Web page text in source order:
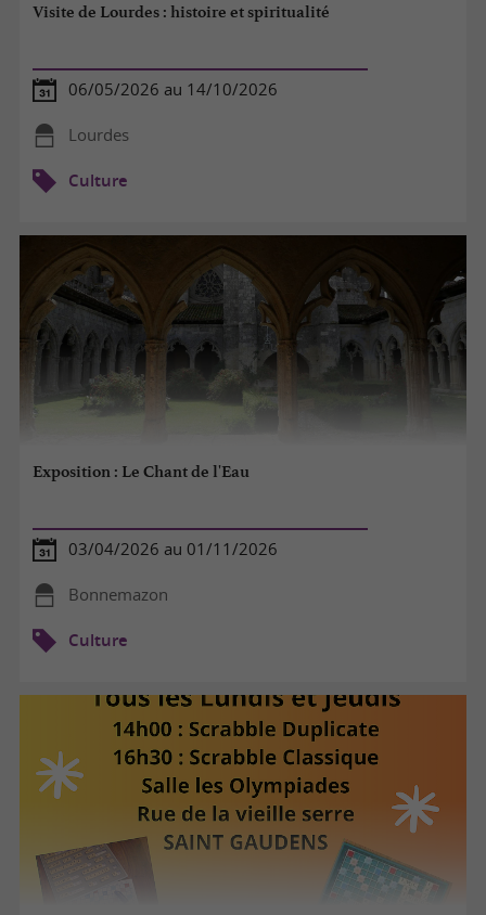
Visite de Lourdes : histoire et spiritualité
06/05/2026 au 14/10/2026
Lourdes
Culture
Exposition : Le Chant de l'Eau
03/04/2026 au 01/11/2026
Bonnemazon
Culture